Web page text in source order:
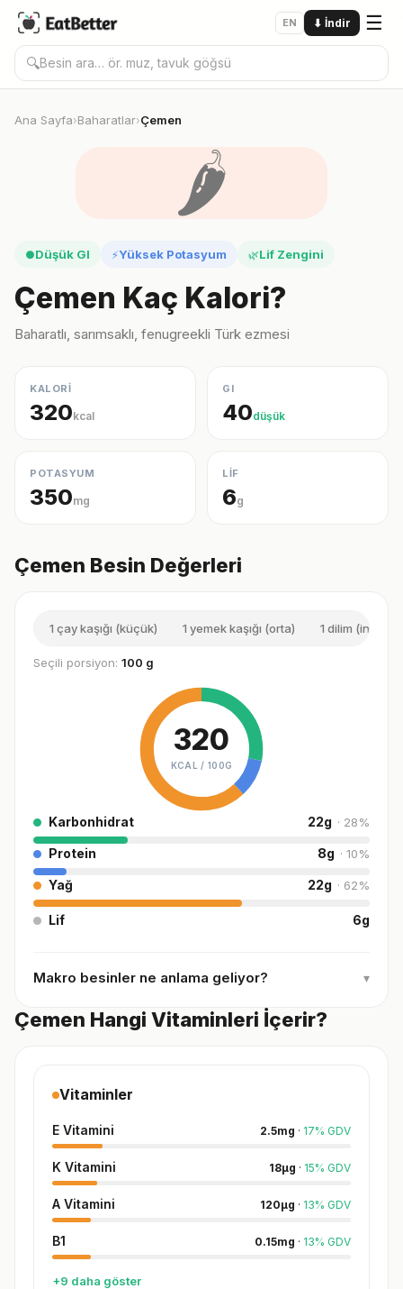
EN ⬇ İndir ☰
🔍
Ana Sayfa›Baharatlar›Çemen
🌶️
●Düşük GI ⚡Yüksek Potasyum 🌿Lif Zengini
Çemen Kaç Kalori?
Baharatlı, sarımsaklı, fenugreekli Türk ezmesi
KALORİ
320kcal
GI
40düşük
POTASYUM
350mg
LİF
6g
Çemen Besin Değerleri
1 çay kaşığı (küçük) 1 yemek kaşığı (orta) 1 dilim (ince)
Seçili porsiyon: 100 g
320
KCAL / 100G
Karbonhidrat 22g · 28%
Protein 8g · 10%
Yağ 22g · 62%
Lif 6g
Makro besinler ne anlama geliyor? ▾
Çemen Hangi Vitaminleri İçerir?
Vitaminler
E Vitamini 2.5mg · 17% GDV
K Vitamini 18µg · 15% GDV
A Vitamini 120µg · 13% GDV
B1 0.15mg · 13% GDV
+9 daha göster